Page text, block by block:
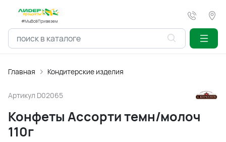
#МыВсёПривезем
Главная Кондитерские изделия
Артикул D02065
Конфеты Ассорти темн/молоч
110г